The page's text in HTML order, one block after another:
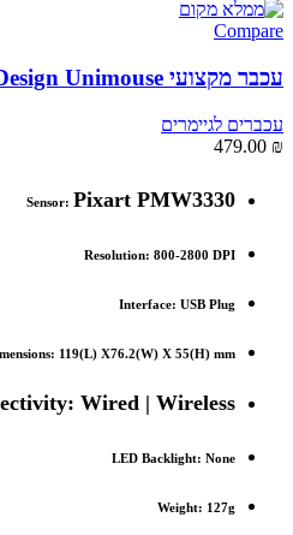
Compare
עכבר מקצועי Contour Design Unimouse
עכברים לגיימרים
479.00 ₪
Sensor: Pixart PMW3330
Resolution: 800-2800 DPI
Interface: USB Plug
119(L) X76.2(W) X 55(H) mm
Wired | Wireless
LED Backlight: None
Weight: 127g